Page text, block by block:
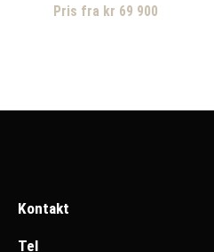
Pris fra kr 69 900
Kontakt
Tel